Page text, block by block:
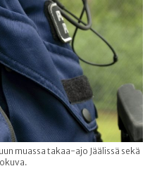
muassa takaa-ajo Jäälissä sekä